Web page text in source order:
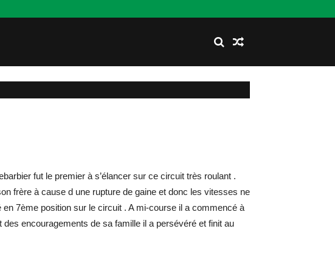
fut le premier à s’élancer sur ce circuit très roulant .
frère à cause d une rupture de gaine et donc les vitesses ne
7ème position sur le circuit . A mi-course il a commencé à
encouragements de sa famille il a persévéré et finit au